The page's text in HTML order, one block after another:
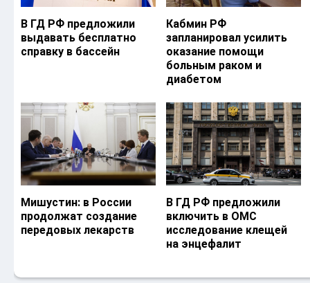
В ГД РФ предложили
выдавать бесплатно
справку в бассейн
Кабмин РФ
запланировал усилить
оказание помощи
больным раком и
диабетом
Мишустин: в России
продолжат создание
передовых лекарств
В ГД РФ предложили
включить в ОМС
исследование клещей
на энцефалит